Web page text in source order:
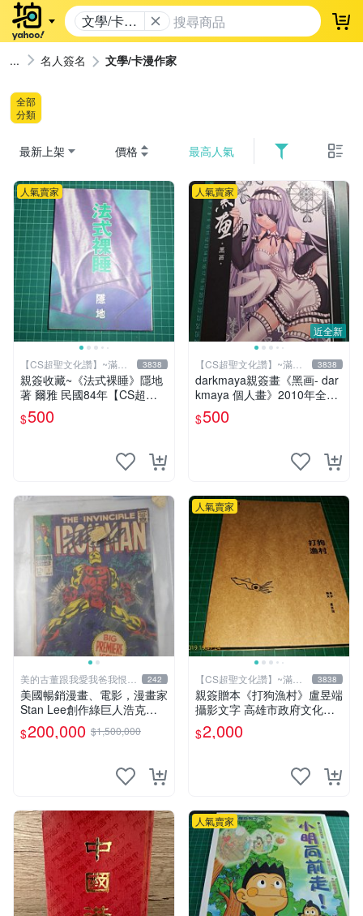
文學/卡漫
作家
登
名人簽名 文學/卡漫作家
全部
分類
最新上架 價格 最高人氣
人氣賣家
【CS超聖文化讚】~滿千
元送運
3838
親簽收藏~《法式裸睡》隱地
著 爾雅 民國84年【CS超聖
文化2讚】
$500
近全新
人氣賣家
【CS超聖文化讚】~滿千
元送運
3838
darkmaya親簽畫《黑画- dar
kmaya 個人畫》2010年全彩
【CS超聖文化讚】
$500
美的古董跟我愛我爸我恨壞
人
242
美國暢銷漫畫、電影，漫畫家
Stan Lee創作綠巨人浩克、
蜘蛛人、X戰警、鋼鐵人，鋼
鐵人是世界最有錢總裁拯救國
8鋼鐵人第一集簽名漫畫
$200,000 $1,500,000
人氣賣家
【CS超聖文化讚】~滿千
元送運
3838
親簽贈本《打狗漁村》盧昱端
攝影文字 高雄市政府文化局
2013年初版 【CS超聖文化
讚】
$2,000
人氣賣家